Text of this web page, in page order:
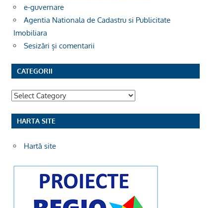
e-guvernare
Agentia Nationala de Cadastru si Publicitate
Imobiliara
Sesizări și comentarii
CATEGORII
Categorii
HARTA SITE
Hartă site